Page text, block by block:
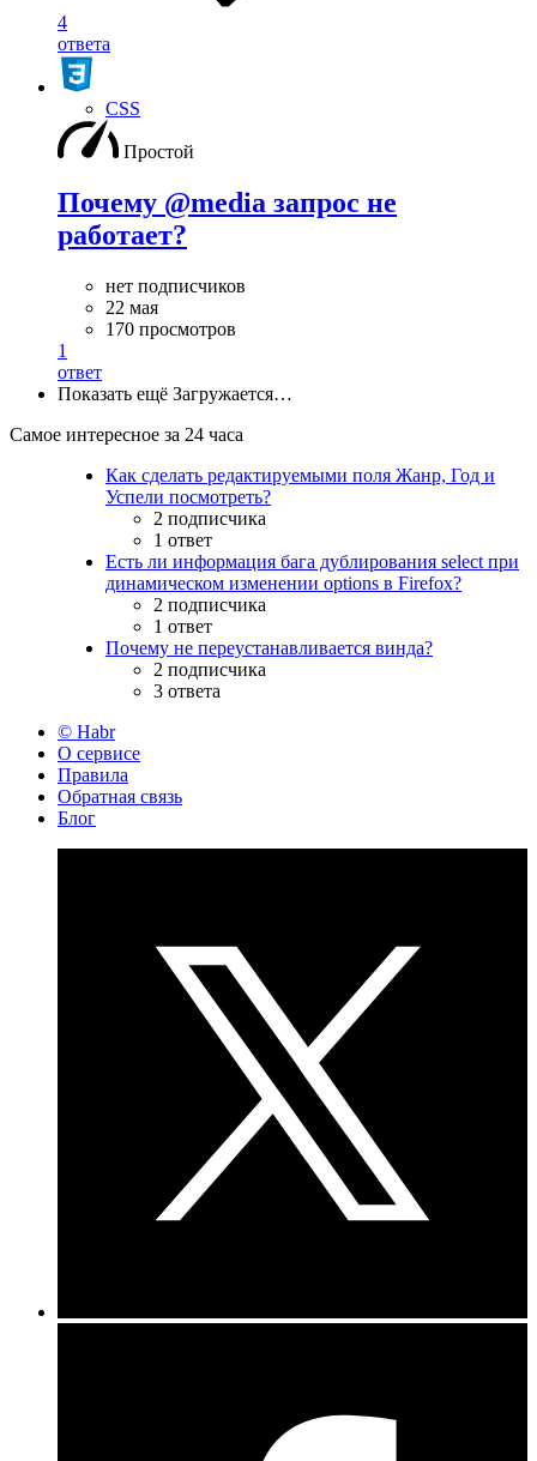
4
ответа
CSS
Простой
Почему @media запрос не
работает?
нет подписчиков
22 мая
170 просмотров
1
ответ
Показать ещё Загружается…
Самое интересное за 24 часа
Как сделать редактируемыми поля Жанр, Год и
Успели посмотреть?
2 подписчика
1 ответ
Есть ли информация бага дублирования select при
динамическом изменении options в Firefox?
2 подписчика
1 ответ
Почему не переустанавливается винда?
2 подписчика
3 ответа
© Habr
О сервисе
Правила
Обратная связь
Блог